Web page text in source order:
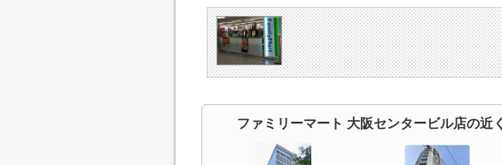
ファミリーマート 大阪センタービル店の近